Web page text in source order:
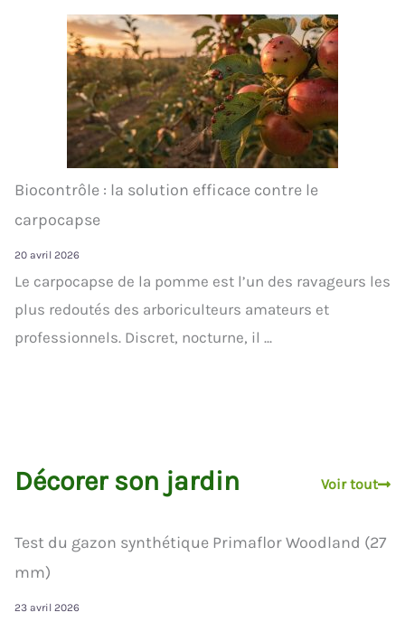
Biocontrôle : la solution efficace contre le
carpocapse
20 avril 2026
Le carpocapse de la pomme est l’un des ravageurs les
plus redoutés des arboriculteurs amateurs et
professionnels. Discret, nocturne, il ...
Décorer son jardin Voir tout
Test du gazon synthétique Primaflor Woodland (27
mm)
23 avril 2026